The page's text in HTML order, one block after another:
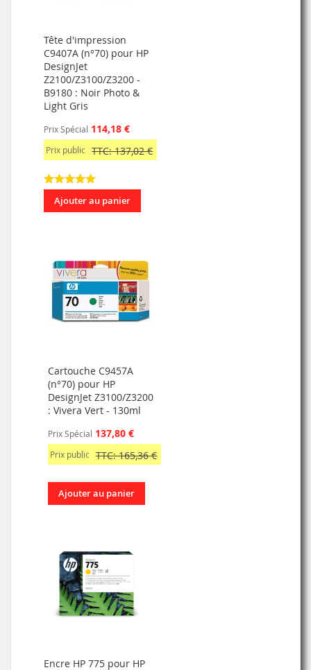
Tête d'impression
C9407A (n°70) pour HP
DesignJet
Z2100/Z3100/Z3200 -
B9180 : Noir Photo &
Light Gris
Prix Spécial 114,18 €
Prix public TTC: 137,02 €
Ajouter au panier
Cartouche C9457A
(n°70) pour HP
DesignJet Z3100/Z3200
: Vivera Vert - 130ml
Prix Spécial 137,80 €
Prix public TTC: 165,36 €
Ajouter au panier
Encre HP 775 pour HP